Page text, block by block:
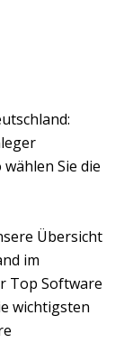
Sie die
Übersicht
im
Top Software
wichtigsten